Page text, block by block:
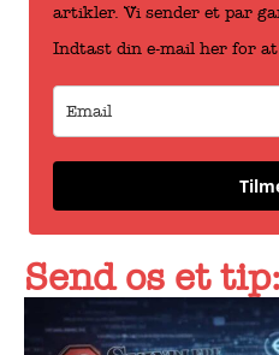
artikler. Vi sender et par
Indtast din e-mail her for
Send os et tip: